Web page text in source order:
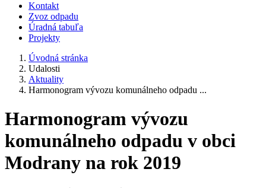
Kontakt
Zvoz odpadu
Úradná tabuľa
Projekty
Úvodná stránka
Udalosti
Aktuality
Harmonogram vývozu komunálneho odpadu ...
Harmonogram vývozu
komunálneho odpadu v obci
Modrany na rok 2019